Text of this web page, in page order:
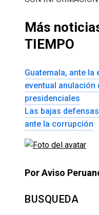
Más
TIEMPO
Guatemala, ante la
eventual anulación
presidenciales
Las bajas
ante la corrupción
Por Aviso
BUSQUEDA